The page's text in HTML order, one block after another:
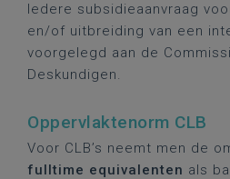
Iedere subsidieaanvraag
en/of uitbreiding van een
voorgelegd aan de
Deskundigen.
Oppervlaktenorm CLB
Voor CLB’s neemt men de
fulltime equivalenten als